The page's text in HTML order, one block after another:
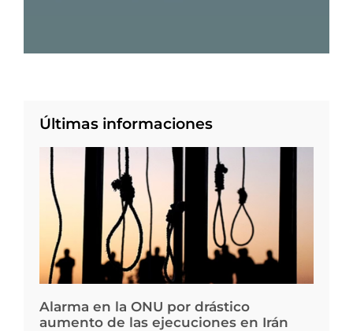
Últimas informaciones
Alarma en la ONU por drástico
aumento de las ejecuciones en Irán